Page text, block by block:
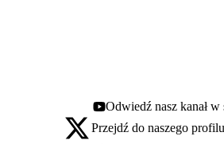
Youtube - otwiera się w nowej
Odwiedź nasz kanał
X - otwiera się w nowej karcie
Przejdź do naszego